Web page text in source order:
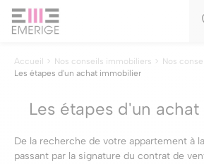
Accueil Nos conseils immobiliers
Nos
Les étapes d'un achat immobilier
Les étapes d'un
De la recherche de votre appartement à
passant par la signature du contrat de